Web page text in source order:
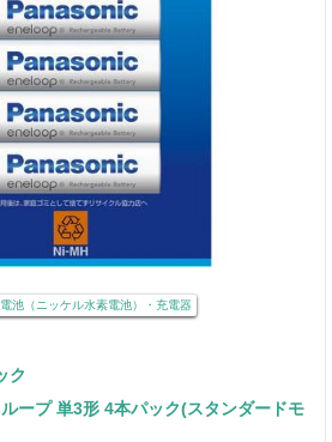
池（ニッケル水素電池）・充電器
ク
ープ 単3形 4本パック(スタンダードモ